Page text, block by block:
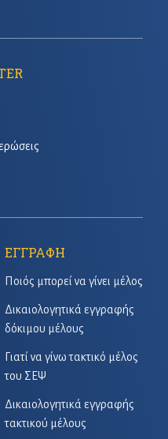
ΕΓΓΡΑΦΗ
Ποιός μπορεί να γίνει μέλος
Δικαιολογητικά εγγραφής
δόκιμου μέλους
Γιατί να γίνω τακτικό μέλος
του ΣΕΨ
Δικαιολογητικά εγγραφής
τακτικού μέλους